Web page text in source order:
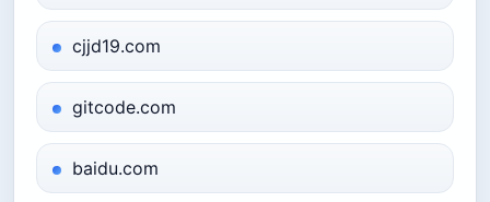
cjjd19.com
gitcode.com
baidu.com